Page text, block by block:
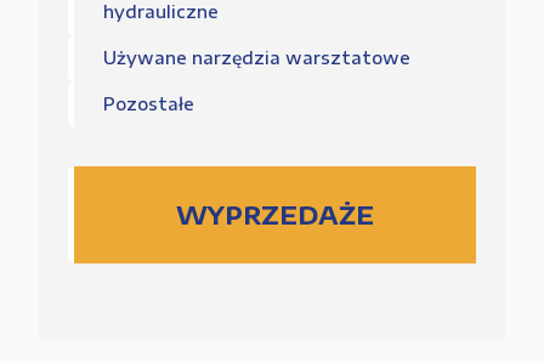
hydrauliczne
Używane narzędzia warsztatowe
Pozostałe
WYPRZEDAŻE